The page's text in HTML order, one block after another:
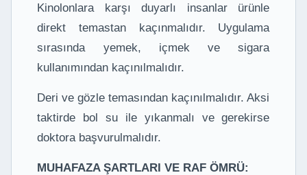
Kinolonlara karşı duyarlı insanlar ürünle
direkt temastan kaçınmalıdır. Uygulama
sırasında yemek, içmek ve sigara
kullanımından kaçınılmalıdır.
Deri ve gözle temasından kaçınılmalıdır. Aksi
taktirde bol su ile yıkanmalı ve gerekirse
doktora başvurulmalıdır.
MUHAFAZA ŞARTLARI VE RAF ÖMRÜ: